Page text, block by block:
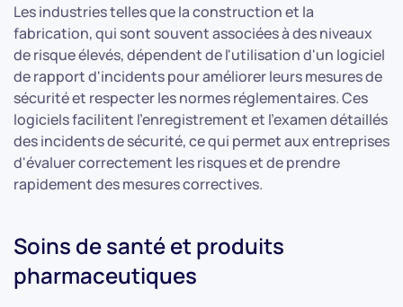
Les industries telles que la construction et la
fabrication, qui sont souvent associées à des niveaux
de risque élevés, dépendent de l'utilisation d'un logiciel
de rapport d'incidents pour améliorer leurs mesures de
sécurité et respecter les normes réglementaires. Ces
logiciels facilitent l'enregistrement et l'examen détaillés
des incidents de sécurité, ce qui permet aux entreprises
d'évaluer correctement les risques et de prendre
rapidement des mesures correctives.
Soins de santé et produits
pharmaceutiques